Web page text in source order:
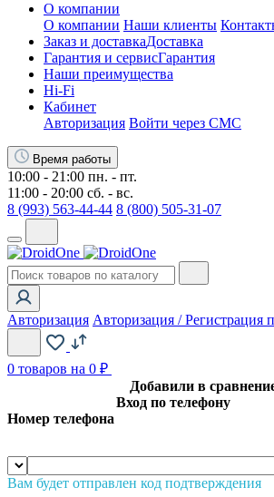
О компании
О компании Наши клиенты
Заказ и доставкаДоставка
Гарантия и сервисГарантия
Наши преимущества
Hi-Fi
Кабинет
Авторизация Войти через СМС
Время работы
10:00 - 21:00 пн. - пт.
11:00 - 20:00 сб. - вс.
8 (993) 563-44-44 8 (800) 505-31-07
Авторизация Авторизация /
0 товаров на 0 ₽
Добавили в
Вход по телефону
Номер телефона
Вам будет отправлен код подтверждения